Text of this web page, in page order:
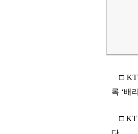
□
록 ‘배
□